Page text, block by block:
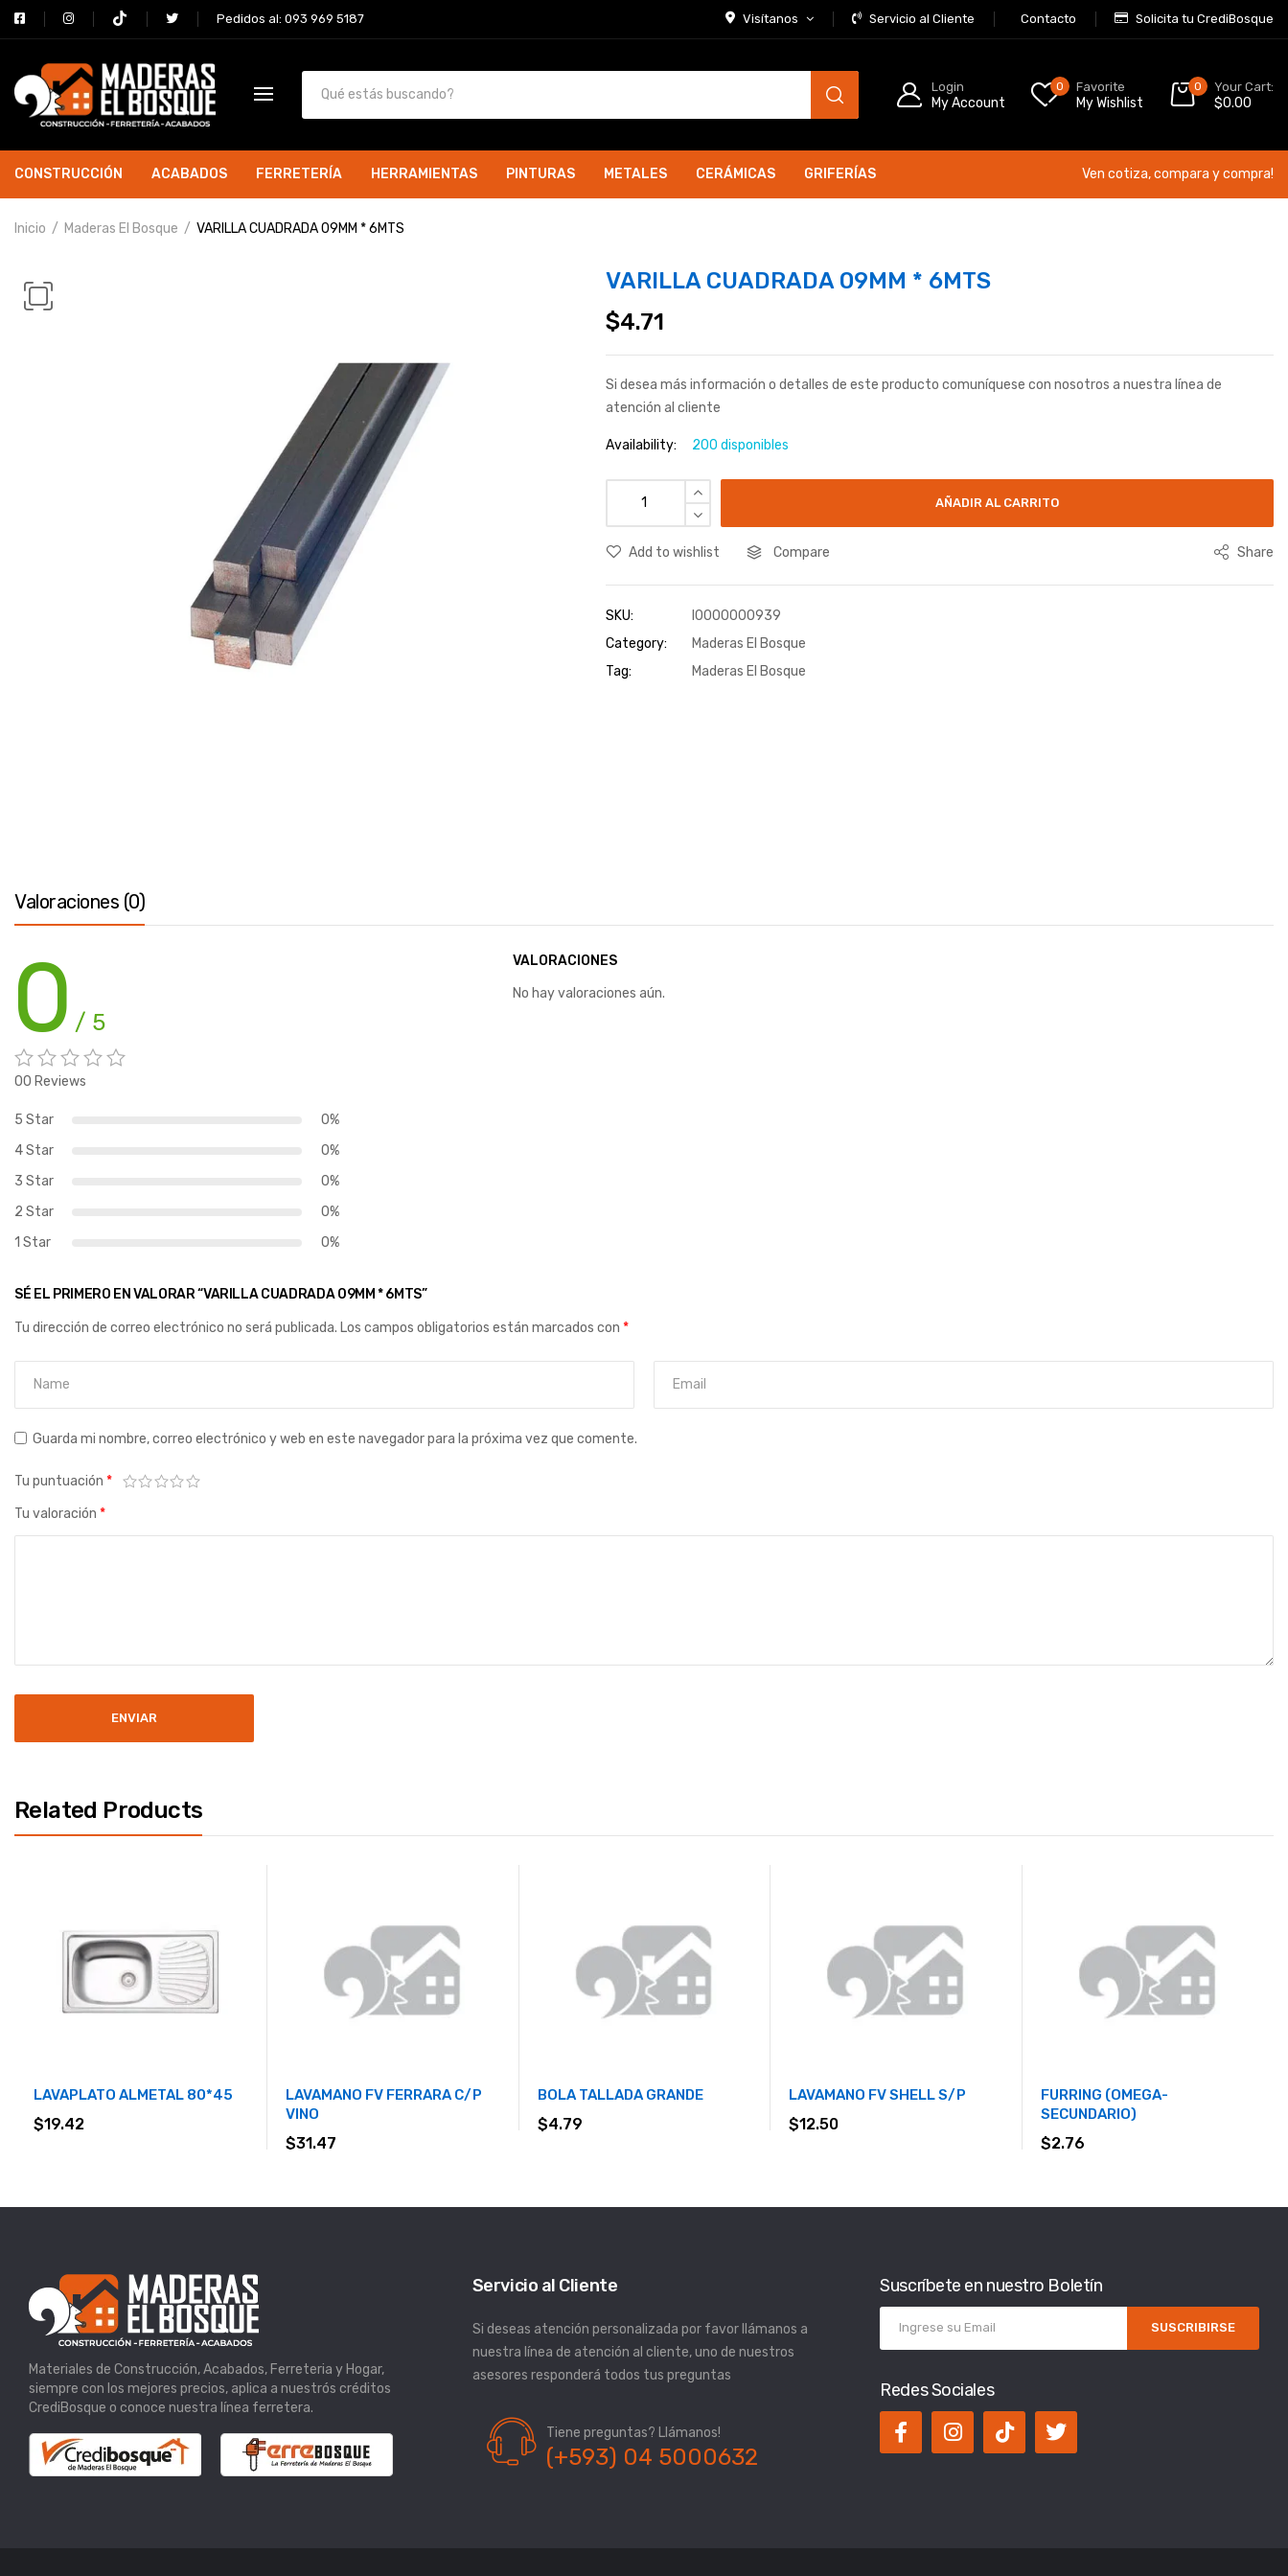
Pedidos al: 093 969 5187 Visítanos Servicio al Cliente Contacto Solicita tu CrediBosque
Login
My Account
0 Favorite
My Wishlist
0 Your Cart:
$0.00
CONSTRUCCIÓN ACABADOS FERRETERÍA HERRAMIENTAS PINTURAS METALES CERÁMICAS GRIFERÍAS Ven cotiza, compara y compra!
Inicio Maderas El Bosque VARILLA CUADRADA 09MM * 6MTS
VARILLA CUADRADA 09MM * 6MTS
$4.71
Si desea más información o detalles de este producto comuníquese con nosotros a nuestra línea de
atención al cliente
Availability: 200 disponibles
AÑADIR AL CARRITO
Add to wishlist Compare Share
SKU:
I0000000939
Category:
Maderas El Bosque
Tag:
Maderas El Bosque
Valoraciones (0)
0 / 5
00 Reviews
5 Star
0%
4 Star
0%
3 Star
0%
2 Star
0%
1 Star
0%
VALORACIONES
No hay valoraciones aún.
SÉ EL PRIMERO EN VALORAR “VARILLA CUADRADA 09MM * 6MTS”
Tu dirección de correo electrónico no será publicada. Los campos obligatorios están marcados con *
Guarda mi nombre, correo electrónico y web en este navegador para la próxima vez que comente.
Tu puntuación *
Tu valoración *
Related Products
LAVAPLATO ALMETAL 80*45
$19.42
LAVAMANO FV FERRARA C/P
VINO
$31.47
BOLA TALLADA GRANDE
$4.79
LAVAMANO FV SHELL S/P
$12.50
FURRING (OMEGA-
SECUNDARIO)
$2.76
Materiales de Construcción, Acabados, Ferreteria y Hogar,
siempre con los mejores precios, aplica a nuestrós créditos
CrediBosque o conoce nuestra línea ferretera.
Servicio al Cliente
Si deseas atención personalizada por favor llámanos a
nuestra línea de atención al cliente, uno de nuestros
asesores responderá todos tus preguntas
Tiene preguntas? Llámanos!
(+593) 04 5000632
Suscríbete en nuestro Boletín
SUSCRIBIRSE
Redes Sociales